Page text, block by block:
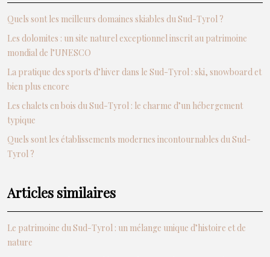
Quels sont les meilleurs domaines skiables du Sud-Tyrol ?
Les dolomites : un site naturel exceptionnel inscrit au patrimoine
mondial de l’UNESCO
La pratique des sports d’hiver dans le Sud-Tyrol : ski, snowboard et
bien plus encore
Les chalets en bois du Sud-Tyrol : le charme d’un hébergement
typique
Quels sont les établissements modernes incontournables du Sud-
Tyrol ?
Articles similaires
Le patrimoine du Sud-Tyrol : un mélange unique d’histoire et de
nature